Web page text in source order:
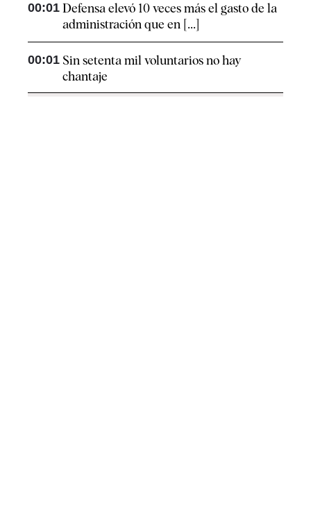
00:01 Defensa elevó 10 veces más el gasto de la
administración que en [...]
00:01 Sin setenta mil voluntarios no hay
chantaje